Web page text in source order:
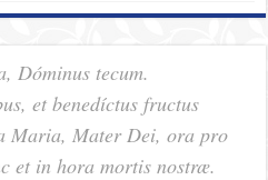
Dóminus tecum.
et benedíctus fructus
Maria, Mater Dei, ora pro
et in hora mortis nostræ.